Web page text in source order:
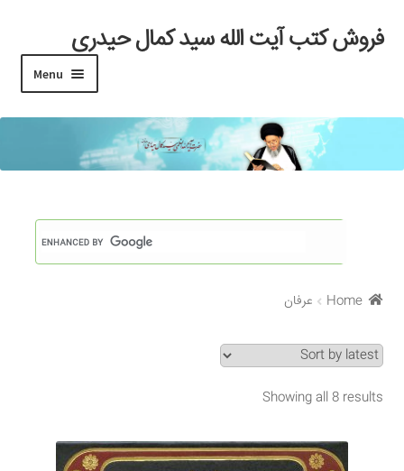
Skip
to
Skip
to
فروش کتب آیت الله سید کمال حیدری
Menu
خانه
#97 (بدون عنوان)
Checkout
My account
Search Results
Shop
برگه نمونه
Home عرفان
Showing all 8 results